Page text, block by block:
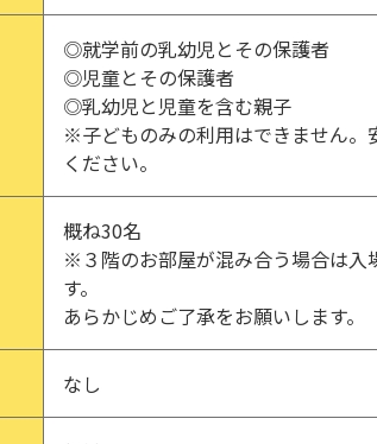
◎就学前の乳幼児とその保護者
◎児童とその保護者
◎乳幼児と児童を含む親子
※子どものみの利用はできません。
ください。
概ね30名
※３階のお部屋が混み合う場合は入
す。
あらかじめご了承をお願いします。
なし